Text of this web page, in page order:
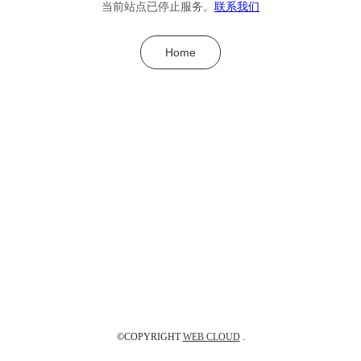
当前站点已停止服务。 联系我们
Home
©COPYRIGHTWEB CLOUD.